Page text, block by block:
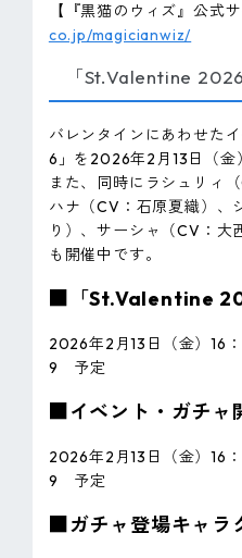
【『黒猫のウィズ』公式
co.jp/magicianwiz/
「St.Valentine
バレンタインにあわせた
6」を2026年2月13日（金
また、同時にラシュリィ
ハナ（CV：石原夏織）、
り）、サーシャ（CV：大
も開催中です。
■「St.Valentine
2026年2月13日（金）16
9 予定
■イベント・ガチャ
2026年2月13日（金）16
9 予定
■ガチャ登場キャラ